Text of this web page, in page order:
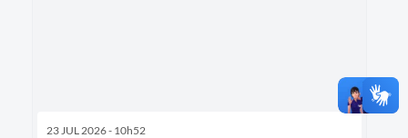
23 JUL 2026 - 10h52